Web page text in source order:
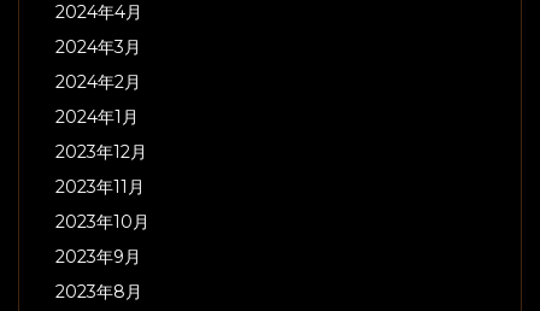
2024年4月
2024年3月
2024年2月
2024年1月
2023年12月
2023年11月
2023年10月
2023年9月
2023年8月